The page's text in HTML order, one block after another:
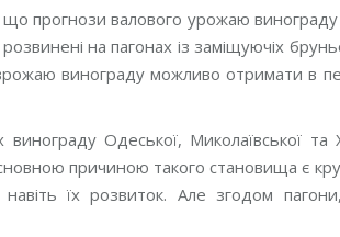
що прогнози валового урожаю
на пагонах із заміщуючіх
винограду можливо отримати в
винограду Одеської, Миколаївської
причиною такого становища є
навіть їх розвиток. Але згодом